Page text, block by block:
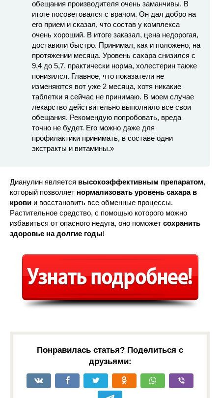
обещания производителя очень заманчивы. В
итоге посоветовался с врачом. Он дал добро на
его прием и сказал, что состав у комплекса
очень хороший. В итоге заказал, цена недорогая,
доставили быстро. Принимал, как и положено, на
протяжении месяца. Уровень сахара снизился с
9,4 до 5,7, практически норма, холестерин также
понизился. Главное, что показатели не
изменяются вот уже 2 месяца, хотя никакие
таблетки я сейчас не принимаю. В моем случае
лекарство действительно выполнило все свои
обещания. Рекомендую попробовать, вреда
точно не будет. Его можно даже для
профилактики принимать, в составе одни
экстракты и витамины.»
Дианулин является высокоэффективным препаратом,
который позволяет нормализовать уровень сахара в
крови и восстановить все обменные процессы.
Растительное средство, с помощью которого можно
избавиться от опасного недуга, оно поможет сохранить
здоровье на долгие годы!
Понравилась статья? Поделиться с
друзьями: